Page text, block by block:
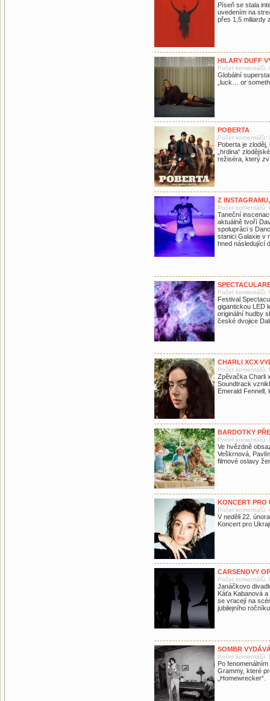
Píseň se stala
uvedením na
přes 1,5 miliardy
HILARY DUFF
Počet komentářů:
Globální
„luck… or
POBERTA
Počet komentářů:
Poberta je
„hrdina“
režiséra, který
Z
Počet komentářů:
Taneční
aktuálně tvoří
spolupráci s
stanici Galaxie v
hned následující
Počet komentářů:
Festival
gigantickou LED
originální hudby
české dvojice
CHARLI XCX
Počet komentářů:
Zpěvačka Charli
Soundtrack
Emerald Fennell,
BARDOTKY
Počet komentářů:
Ve hvězdně
Veškrnová,
filmové oslavy
KONCERT PRO
Počet komentářů:
V neděli 22.
Koncert pro
CARSENOVY
Počet komentářů:
Janáčkovo
Káťa Kabanová
se vracejí na
jubilejního
SOMBR
Počet komentářů:
Po
Grammy, které
„Homewrecker“.